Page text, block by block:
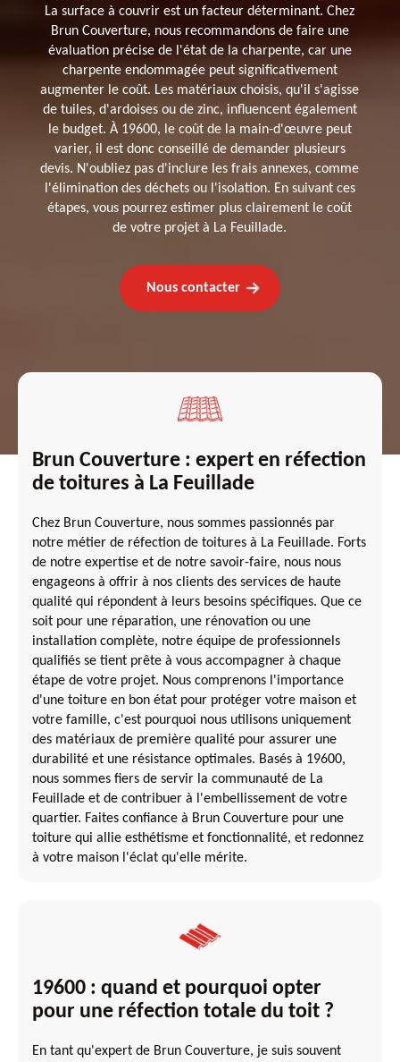
La surface à couvrir est un facteur déterminant. Chez
Brun Couverture, nous recommandons de faire une
évaluation précise de l'état de la charpente, car une
charpente endommagée peut significativement
augmenter le coût. Les matériaux choisis, qu'il s'agisse
de tuiles, d'ardoises ou de zinc, influencent également
le budget. À 19600, le coût de la main-d'œuvre peut
varier, il est donc conseillé de demander plusieurs
devis. N'oubliez pas d'inclure les frais annexes, comme
l'élimination des déchets ou l'isolation. En suivant ces
étapes, vous pourrez estimer plus clairement le coût
de votre projet à La Feuillade.
Nous contacter
Brun Couverture : expert en réfection
de toitures à La Feuillade
Chez Brun Couverture, nous sommes passionnés par
notre métier de réfection de toitures à La Feuillade. Forts
de notre expertise et de notre savoir-faire, nous nous
engageons à offrir à nos clients des services de haute
qualité qui répondent à leurs besoins spécifiques. Que ce
soit pour une réparation, une rénovation ou une
installation complète, notre équipe de professionnels
qualifiés se tient prête à vous accompagner à chaque
étape de votre projet. Nous comprenons l'importance
d'une toiture en bon état pour protéger votre maison et
votre famille, c'est pourquoi nous utilisons uniquement
des matériaux de première qualité pour assurer une
durabilité et une résistance optimales. Basés à 19600,
nous sommes fiers de servir la communauté de La
Feuillade et de contribuer à l'embellissement de votre
quartier. Faites confiance à Brun Couverture pour une
toiture qui allie esthétisme et fonctionnalité, et redonnez
à votre maison l'éclat qu'elle mérite.
19600 : quand et pourquoi opter
pour une réfection totale du toit ?
En tant qu'expert de Brun Couverture, je suis souvent